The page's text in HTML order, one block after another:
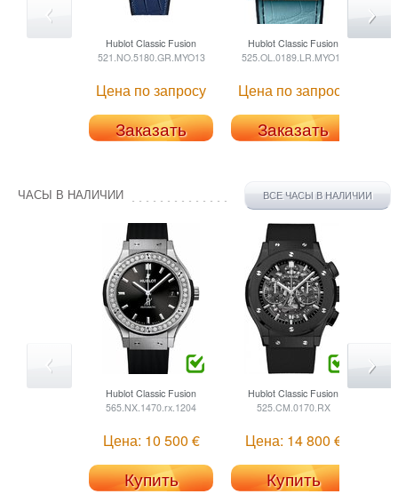
Hublot Classic Fusion
521.NO.5180.GR.MYO13
Цена по запросу
Заказать
Hublot Classic Fusion
525.OL.0189.LR.MYO19
Цена по запросу
Заказать
ЧАСЫ В НАЛИЧИИ ВСЕ ЧАСЫ В НАЛИЧИИ
Hublot Classic Fusion
565.NX.1470.rx.1204
Цена: 10 500 €
Купить
Hublot Classic Fusion
525.CM.0170.RX
Цена: 14 800 €
Купить